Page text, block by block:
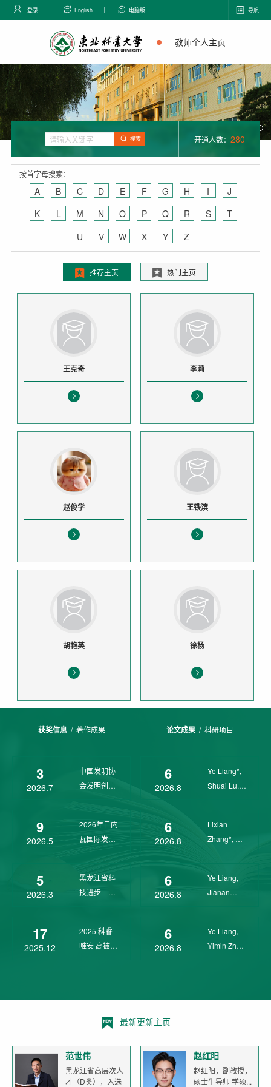
登录 English 电脑版 导航
教师个人主页
搜索 开通人数： 280
按首字母搜索：
A B C D E F G H I
J
K
L M N O P Q R S
T
U
V W X Y Z
推荐主页 热门主页
王克奇 李莉
赵俊学 王铁滨
胡艳英 徐杨
获奖信息/ 著作成果
3
2026.7
中国发明协
会发明创业
9
2026.5
2026年日内
瓦国际发明
5
2026.3
黑龙江省科
技进步二等
17
2025.12
2025 科睿
唯安 高被引
论文成果/ 科研项目
6
2026.8
Ye Liang*,
Shuai Lu,
6
2026.8
Lixian
Zhang*, Ye
6
2026.8
Ye Liang,
Jianan
6
2026.8
Ye Liang,
Yimin Zhu,
最新更新主页
范世伟
黑龙江省高层次人
才（D类），入选
赵红阳
赵红阳，副教授，
硕士生导师 学硕...